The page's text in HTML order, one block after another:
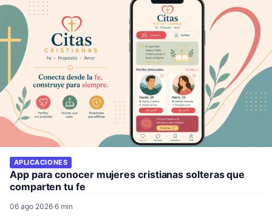
APLICACIONES
App para conocer mujeres cristianas solteras que
comparten tu fe
06 ago 2026·6 min